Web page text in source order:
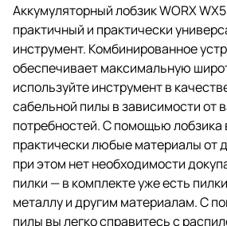
Аккумуляторный лобзик WORX
практичный и практически
инструмент. Комбинированное
обеспечивает максимальную
используйте инструмент в
сабельной пилы в зависимости от
потребностей. С помощью лобзика
практически любые материалы от
при этом нет необходимости
пилки — в комплекте уже есть
металлу и другим материалам. С
пилы вы легко справитесь с